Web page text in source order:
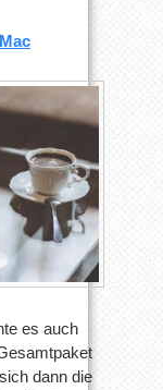
es auch
dann die